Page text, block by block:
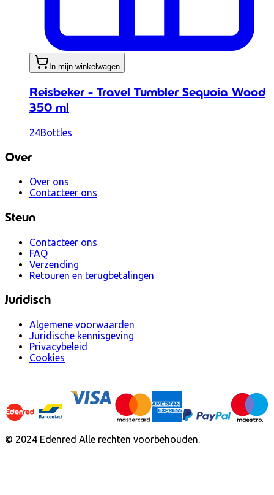
In mijn winkelwagen
Reisbeker - Travel Tumbler Sequoia Wood
350 ml
24Bottles
Over
Over ons
Contacteer ons
Steun
Contacteer ons
FAQ
Verzending
Retouren en terugbetalingen
Juridisch
Algemene voorwaarden
Juridische kennisgeving
Privacybeleid
Cookies
© 2024 Edenred Alle rechten voorbehouden.